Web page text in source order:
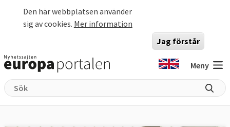
Den här webbplatsen använder
sig av cookies. Mer information
Jag förstår
Meny